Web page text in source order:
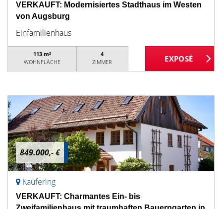
VERKAUFT: Modernisiertes Stadthaus im Westen
von Augsburg
Einfamilienhaus
113 m²
WOHNFLÄCHE
4
ZIMMER
849.000,- €
Kaufering
VERKAUFT: Charmantes Ein- bis